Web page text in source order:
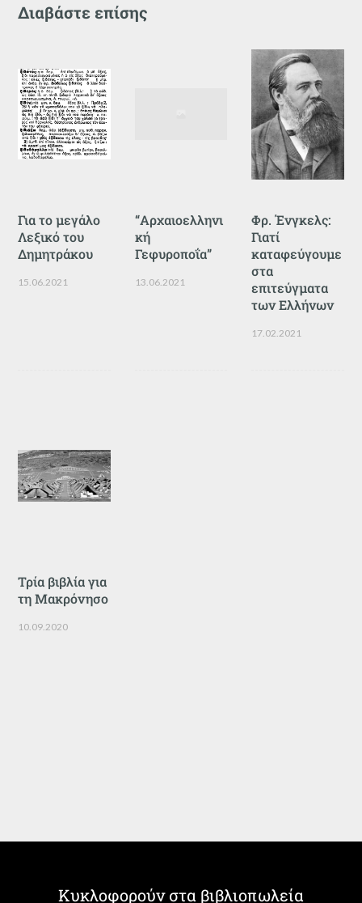
Διαβάστε επίσης
Για το μεγάλο
Λεξικό του
Δημητράκου
15.06.2021
“Αρχαιοελληνι
κή
Γεφυροποΐα”
13.06.2021
Φρ. Ένγκελς:
Γιατί
καταφεύγουμε
στα
επιτεύγματα
των Ελλήνων
17.02.2021
Τρία βιβλία για
τη Μακρόνησο
10.09.2020
Κυκλοφορούν στα βιβλιοπωλεία